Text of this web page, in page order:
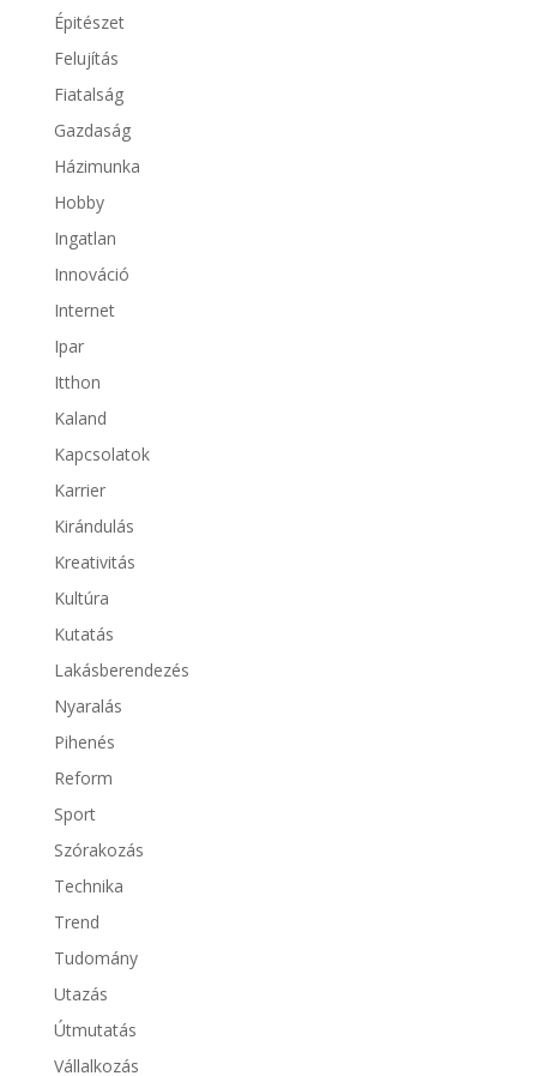
Épitészet
Felujítás
Fiatalság
Gazdaság
Házimunka
Hobby
Ingatlan
Innováció
Internet
Ipar
Itthon
Kaland
Kapcsolatok
Karrier
Kirándulás
Kreativitás
Kultúra
Kutatás
Lakásberendezés
Nyaralás
Pihenés
Reform
Sport
Szórakozás
Technika
Trend
Tudomány
Utazás
Útmutatás
Vállalkozás